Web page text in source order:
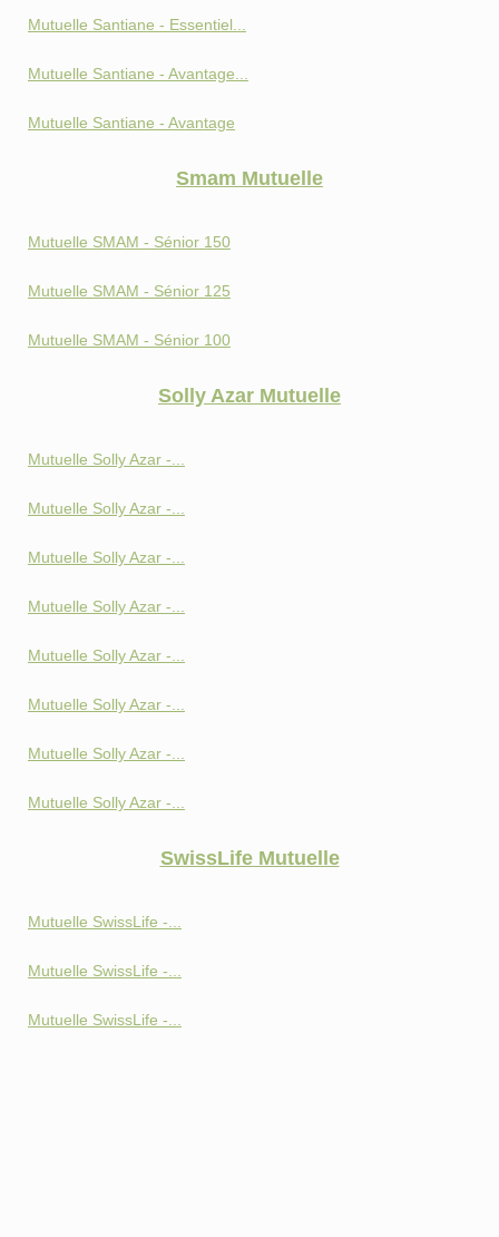
Mutuelle Santiane - Essentiel...
Mutuelle Santiane - Avantage...
Mutuelle Santiane - Avantage
Smam Mutuelle
Mutuelle SMAM - Sénior 150
Mutuelle SMAM - Sénior 125
Mutuelle SMAM - Sénior 100
Solly Azar Mutuelle
Mutuelle Solly Azar -...
Mutuelle Solly Azar -...
Mutuelle Solly Azar -...
Mutuelle Solly Azar -...
Mutuelle Solly Azar -...
Mutuelle Solly Azar -...
Mutuelle Solly Azar -...
Mutuelle Solly Azar -...
SwissLife Mutuelle
Mutuelle SwissLife -...
Mutuelle SwissLife -...
Mutuelle SwissLife -...